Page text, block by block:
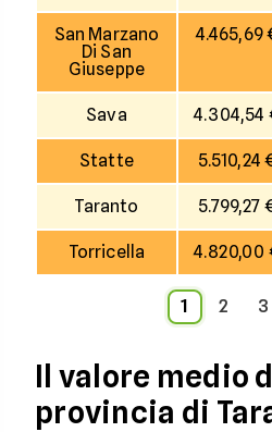
San Marzano
Di San
Giuseppe
4.465,69
Sava 4.304,54
Statte 5.510,24
Taranto 5.799,27
Torricella 4.820,00
1 2 3
Il valore medio
provincia di